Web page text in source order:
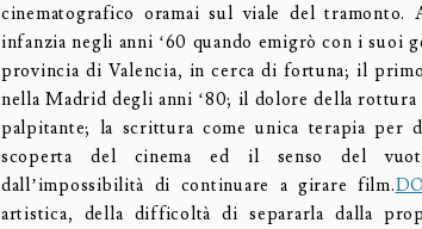
cinematografico oramai sul viale del
infanzia negli anni ‘60 quando emigrò con i suoi
provincia di Valencia, in cerca di fortuna; il
nella Madrid degli anni ‘80; il dolore della rottura
palpitante; la scrittura come unica terapia per
scoperta del cinema ed il senso del
dall’impossibilità di continuare a girare film.
artistica, della difficoltà di separarla dalla